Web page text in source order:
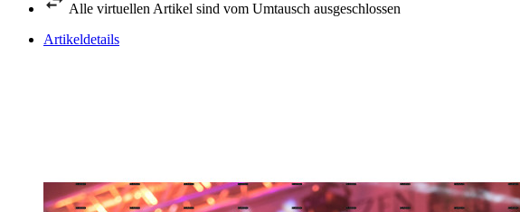
Alle virtuellen Artikel sind vom Umtausch ausgeschlossen
Artikeldetails